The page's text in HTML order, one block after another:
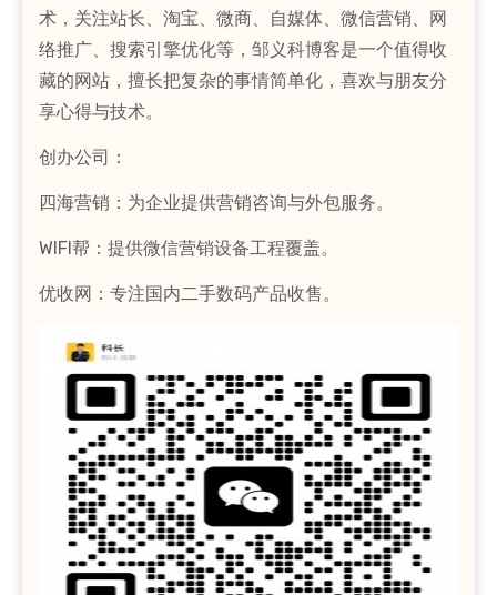
术，关注站长、淘宝、微商、自媒体、微信营销、网
络推广、搜索引擎优化等，邹义科博客是一个值得收
藏的网站，擅长把复杂的事情简单化，喜欢与朋友分
享心得与技术。
创办公司：
四海营销：为企业提供营销咨询与外包服务。
WIFI帮：提供微信营销设备工程覆盖。
优收网：专注国内二手数码产品收售。